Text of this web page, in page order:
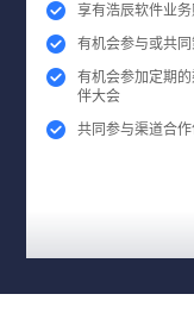
享有浩辰软件业
有机会参与或共
有机会参加定期
伴大会
共同参与渠道合